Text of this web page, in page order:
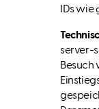
IDs wie
server-
Besuch